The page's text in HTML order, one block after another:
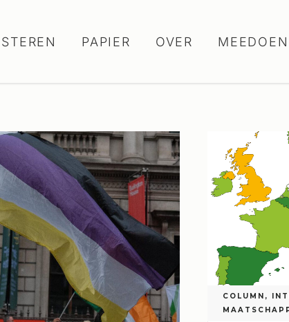
PAPIER OVER MEEDOEN
COLUMN ,